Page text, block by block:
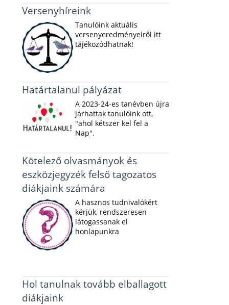
Versenyhíreink
Tanulóink aktuális
versenyeredményeiről itt
tájékozódhatnak!
Határtalanul pályázat
A 2023-24-es tanévben újra
járhattak tanulóink ott,
"ahol kétszer kel fel a
Nap".
Kötelező olvasmányok és
eszközjegyzék felső tagozatos
diákjaink számára
A hasznos tudnivalókért
kérjük, rendszeresen
látogassanak el
honlapunkra
Hol tanulnak tovább elballagott
diákjaink